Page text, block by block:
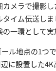
カメラで撮影
タイム伝送し
一環として実
ル地点の1つ
に設置した